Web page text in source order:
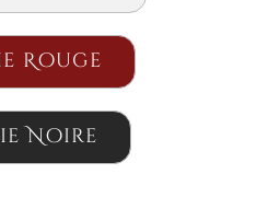
Rouge
Noire